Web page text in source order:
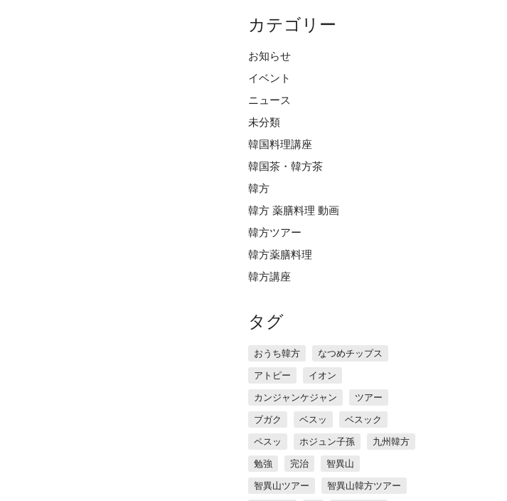
カテゴリー
お知らせ
イベント
ニュース
未分類
韓国料理講座
韓国茶・韓方茶
韓方
韓方 薬膳料理 動画
韓方ツアー
韓方薬膳料理
韓方講座
タグ
おうち韓方
なつめチップス
アトピー
イオン
カンジャンケジャン
ツアー
ブガク
ベスッ
ベスック
ペスッ
ホジュン子孫
九州韓方
勉強
完治
智異山
智異山ツアー
智異山韓方ツアー